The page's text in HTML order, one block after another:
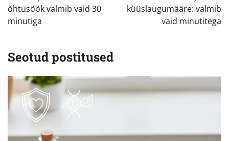
õhtusöök valmib vaid 30
minutiga
küüslaugumääre: valmib
vaid minutitega
Seotud postitused